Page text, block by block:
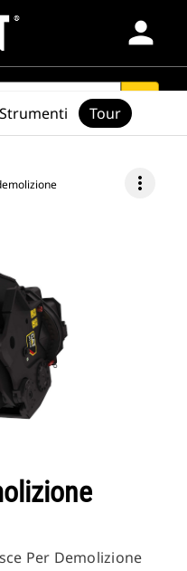
person
search
more_vert
Per Demolizione
Strumenti Tour